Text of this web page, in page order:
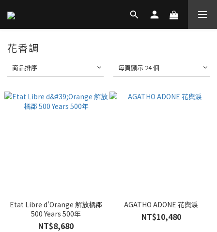
花香調
商品排序 每頁顯示 24 個
Etat Libre d'Orange 解放橘郡
500 Years 500年
NT$8,680
AGATHO ADONE 花與淚
NT$10,480